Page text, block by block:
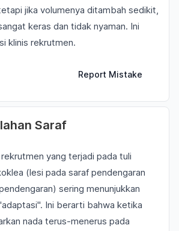
jika volumenya ditambah sedikit,
keras dan tidak nyaman. Ini
klinis rekrutmen.
Report Mistake
Saraf
yang terjadi pada tuli
(lesi pada saraf pendengaran
sering menunjukkan
Ini berarti bahwa ketika
nada terus-menerus pada